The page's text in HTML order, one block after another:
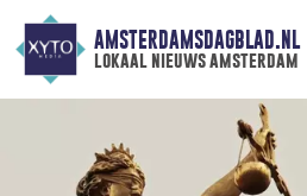
AMSTERDAMSDAGBLAD.NL
lokaal nieuws amsterdam